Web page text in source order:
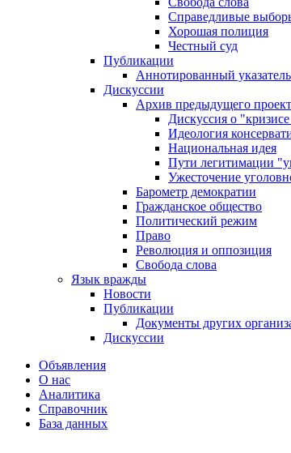
Справедливые
Хорошая полиция
Честный суд
Публикации
Аннотированный
Дискуссии
Архив предыдущего
Дискуссия о
Идеология
Национальная идея
Пути легитимации
Ужесточение
Барометр демократии
Гражданское общество
Политический режим
Право
Революция и оппозиция
Свобода слова
Язык вражды
Новости
Публикации
Документы других
Дискуссии
Объявления
О нас
Аналитика
Справочник
База данных